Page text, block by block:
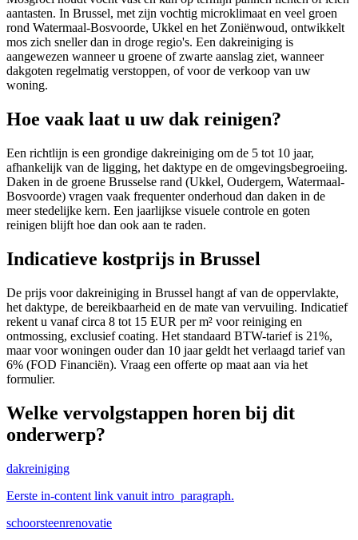
aantasten. In Brussel, met zijn vochtig microklimaat en veel groen
rond Watermaal-Bosvoorde, Ukkel en het Zoniënwoud, ontwikkelt
mos zich sneller dan in droge regio's. Een dakreiniging is
aangewezen wanneer u groene of zwarte aanslag ziet, wanneer
dakgoten regelmatig verstoppen, of voor de verkoop van uw
woning.
Hoe vaak laat u uw dak reinigen?
Een richtlijn is een grondige dakreiniging om de 5 tot 10 jaar,
afhankelijk van de ligging, het daktype en de omgevingsbegroeiing.
Daken in de groene Brusselse rand (Ukkel, Oudergem, Watermaal-
Bosvoorde) vragen vaak frequenter onderhoud dan daken in de
meer stedelijke kern. Een jaarlijkse visuele controle en goten
reinigen blijft hoe dan ook aan te raden.
Indicatieve kostprijs in Brussel
De prijs voor dakreiniging in Brussel hangt af van de oppervlakte,
het daktype, de bereikbaarheid en de mate van vervuiling. Indicatief
rekent u vanaf circa 8 tot 15 EUR per m² voor reiniging en
ontmossing, exclusief coating. Het standaard BTW-tarief is 21%,
maar voor woningen ouder dan 10 jaar geldt het verlaagd tarief van
6% (FOD Financiën). Vraag een offerte op maat aan via het
formulier.
Welke vervolgstappen horen bij dit
onderwerp?
dakreiniging
Eerste in-content link vanuit intro_paragraph.
schoorsteenrenovatie